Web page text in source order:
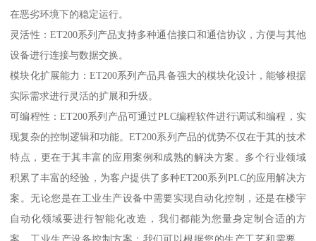
在恶劣环境下的稳定运行。
灵活性：ET200系列产品支持多种通信接口和通信协议，方便与其他
设备进行连接与数据交换。
模块化扩展能力：ET200系列产品具备强大的模块化设计，能够根据
实际需求进行灵活的扩展和升级。
可编程性：ET200系列产品可通过PLC编程软件进行调试和编程，实
现复杂的控制逻辑和功能。ET200系列产品的优势不仅在于其的技术
特点，更在于其丰富的应用案例和成熟的解决方案。多个行业领域
积累了丰富的经验，为客户提供了多种ET200系列PLC的应用解决方
案。无论您是在工业生产设备中需要实现自动化控制，还是在楼宇
自动化领域要进行智能化改造，我们都能为您量身定制合适的方